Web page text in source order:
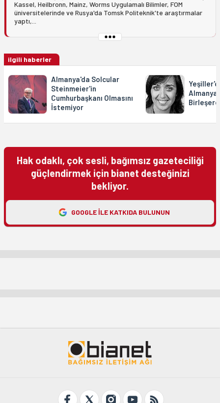
Kassel, Heilbronn, Mainz, Worms Uygulamalı Bilimler, FOM
üniversitelerinde ve Rusya'da Tomsk Politeknik'te araştırmalar
yaptı,...
ilgili haberler
Almanya'da Solcular
Steinmeier'in
Cumhurbaşkanı Olmasını
İstemiyor
Hak odaklı, çok sesli, bağımsız gazeteciliği
güçlendirmek için bianet desteğinizi
bekliyor.
GOOGLE ILE KATKIDA BULUNUN